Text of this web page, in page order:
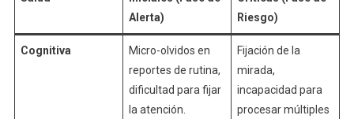
Alerta)
Riesgo)
Cognitiva
Micro-olvidos en
reportes de rutina,
dificultad para fijar
la atención.
Fijación de la
mirada,
incapacidad para
procesar múltiples